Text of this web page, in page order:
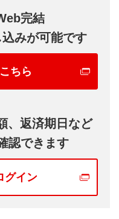
ロード、（2）郵
てご提出ください。
が確認できる書類
除籍謄本等）
書類（運転免許証、
座番号」をご記入くだ
す。
でご提出
はこちら
絡ください。
hurikomesagi/index.ht
の連絡・架空投資
るための勧誘など
お申し込み、お借
い。
詐欺のサインで
ご連絡先が変わり
認ください。
ことがあれば、第
専用ダイアル
例～公的機関が借
示することはあり
査のため』とロー
完結
みが可能です
ちら
、返済期日など
認できます
グイン